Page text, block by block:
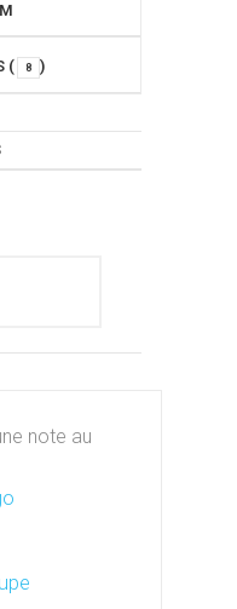
( 8 )
note au